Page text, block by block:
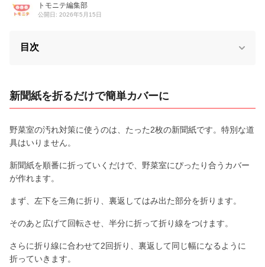
トモニテ編集部
公開日: 2026年5月15日
目次
新聞紙を折るだけで簡単カバーに
野菜室の汚れ対策に使うのは、たった2枚の新聞紙です。特別な道
具はいりません。
新聞紙を順番に折っていくだけで、野菜室にぴったり合うカバー
が作れます。
まず、左下を三角に折り、裏返してはみ出た部分を折ります。
そのあと広げて回転させ、半分に折って折り線をつけます。
さらに折り線に合わせて2回折り、裏返して同じ幅になるように
折っていきます。